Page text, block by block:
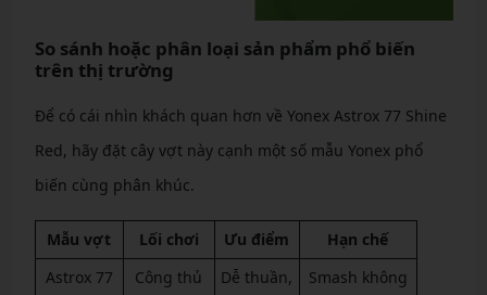
So sánh hoặc phân loại sản phẩm phổ biến
trên thị trường
Để có cái nhìn khách quan hơn về Yonex Astrox 77 Shine
Red, hãy đặt cây vợt này cạnh một số mẫu Yonex phổ
biến cùng phân khúc.
Mẫu vợt Lối chơi Ưu điểm
Hạn chế
Astrox 77
Công thủ
Dễ thuần,
Smash không